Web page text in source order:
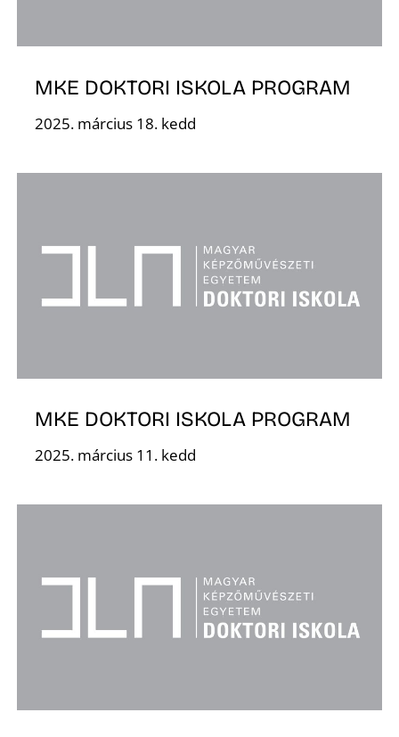
MKE DOKTORI ISKOLA PROGRAM
2025. március 18. kedd
MKE DOKTORI ISKOLA PROGRAM
2025. március 11. kedd